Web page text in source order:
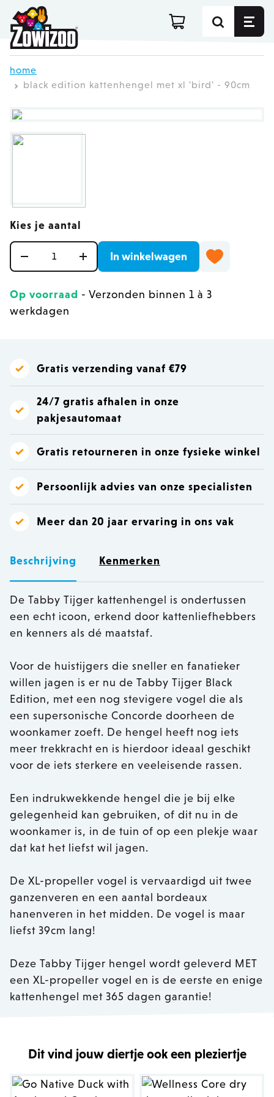
Ga direct door naar de inhoud
home
black edition kattenhengel met xl 'bird' - 90cm
Kies je aantal
In winkelwagen
Op voorraad - Verzonden binnen 1 à 3
werkdagen
Gratis verzending vanaf €79
24/7 gratis afhalen in onze
pakjesautomaat
Gratis retourneren in onze fysieke winkel
Persoonlijk advies van onze specialisten
Meer dan 20 jaar ervaring in ons vak
Beschrijving Kenmerken
De Tabby Tijger kattenhengel is ondertussen
een echt icoon, erkend door kattenliefhebbers
en kenners als dé maatstaf.
Voor de huistijgers die sneller en fanatieker
willen jagen is er nu de Tabby Tijger Black
Edition, met een nog stevigere vogel die als
een supersonische Concorde doorheen de
woonkamer zoeft. De hengel heeft nog iets
meer trekkracht en is hierdoor ideaal geschikt
voor de iets sterkere en veeleisende rassen.
Een indrukwekkende hengel die je bij elke
gelegenheid kan gebruiken, of dit nu in de
woonkamer is, in de tuin of op een plekje waar
dat kat het liefst wil jagen.
De XL-propeller vogel is vervaardigd uit twee
ganzenveren en een aantal bordeaux
hanenveren in het midden. De vogel is maar
liefst 39cm lang!
Deze Tabby Tijger hengel wordt geleverd MET
een XL-propeller vogel en is de eerste en enige
kattenhengel met 365 dagen garantie!
Dit vind jouw diertje ook een pleziertje